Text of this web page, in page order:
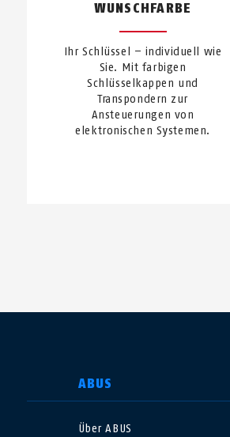
WUNSCHFARBE
Ihr Schlüssel – individuell wie
Sie. Mit farbigen
Schlüsselkappen und
Transpondern zur
Ansteuerungen von
elektronischen Systemen.
ABUS
Über ABUS
LAND AUSWÄHLEN